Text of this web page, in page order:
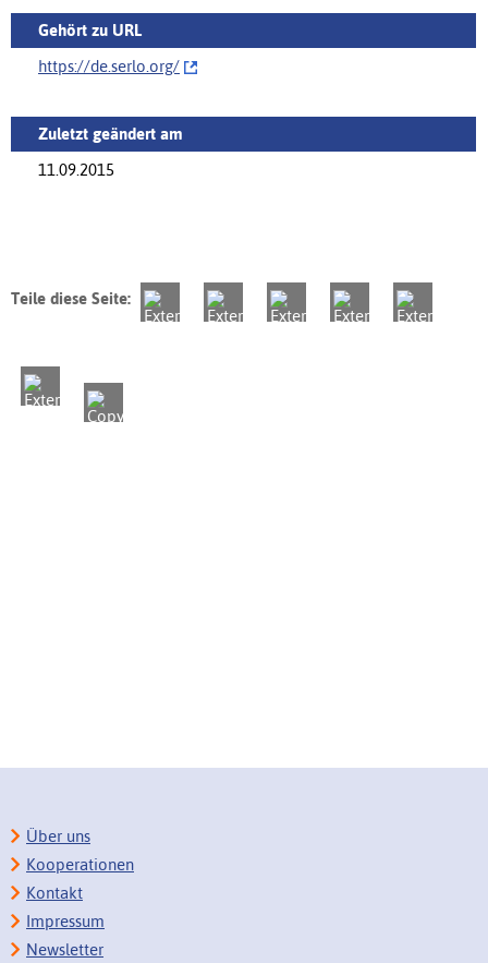
Gehört zu URL
https://de.serlo.org/‌
Zuletzt geändert am
11.09.2015
Teile diese Seite:
Über uns
Kooperationen
Kontakt
Impressum
Newsletter